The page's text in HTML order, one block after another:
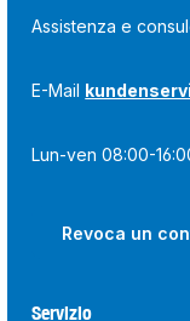
Assistenza e
E-Mail
Lun-ven 08:00-
Revoca un
Servizio